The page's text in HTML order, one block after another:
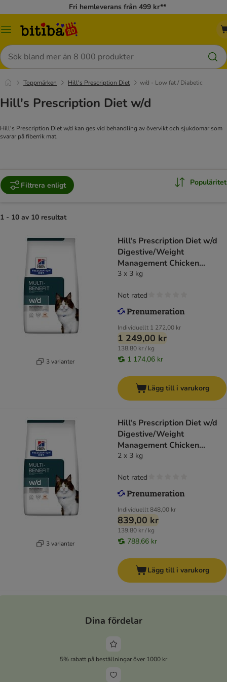
Fri hemleverans från 499 kr**
Meny
Sök
Toppmärken Hill's Prescription Diet w/d - Low fat / Diabetic
Hill's Prescription Diet w/d
Hill's Prescription Diet w/d kan ges vid behandling av övervikt och sjukdomar som
svarar på fiberrik mat.
Filtrera enligt Populäritet
1 - 10 av 10 resultat
3 varianter
Hill's Prescription Diet w/d
Digestive/Weight
Management Chicken
kattfoder
3 x 3 kg
Individuellt 1 272,00 kr
1 249,00 kr
138,80 kr / kg
1 174,06 kr
Not rated
Lägg till i varukorg
3 varianter
Hill's Prescription Diet w/d
Digestive/Weight
Management Chicken
kattfoder
2 x 3 kg
Individuellt848,00 kr
839,00 kr
139,80 kr / kg
788,66 kr
Not rated
Lägg till i varukorg
Dina fördelar
5% rabatt på beställningar över 1000 kr